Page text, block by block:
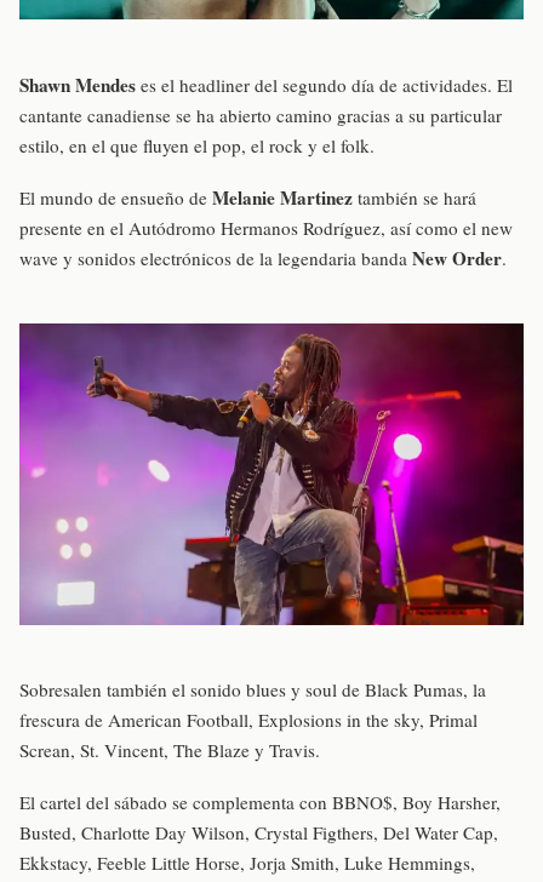
Shawn Mendes es el headliner del segundo día de actividades. El
cantante canadiense se ha abierto camino gracias a su particular
estilo, en el que fluyen el pop, el rock y el folk.
El mundo de ensueño de Melanie Martinez también se hará
presente en el Autódromo Hermanos Rodríguez, así como el new
wave y sonidos electrónicos de la legendaria banda New Order.
Sobresalen también el sonido blues y soul de Black Pumas, la
frescura de American Football, Explosions in the sky, Primal
Screan, St. Vincent, The Blaze y Travis.
El cartel del sábado se complementa con BBNO$, Boy Harsher,
Busted, Charlotte Day Wilson, Crystal Figthers, Del Water Cap,
Ekkstacy, Feeble Little Horse, Jorja Smith, Luke Hemmings,